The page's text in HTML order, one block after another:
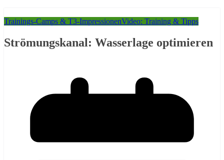
Trainings-Camps & T3-ImpressionenVideo: Training & Tipps
Strömungskanal: Wasserlage optimieren